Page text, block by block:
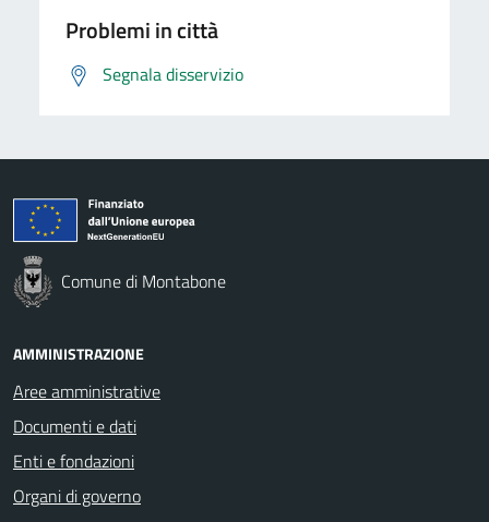
Problemi in città
Segnala disservizio
Comune di Montabone
AMMINISTRAZIONE
Aree amministrative
Documenti e dati
Enti e fondazioni
Organi di governo